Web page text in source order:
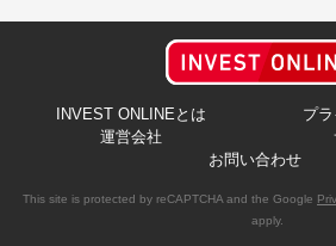
INVEST ONLINEとは
プ
運営会社
お問い合わせ
This site is protected by reCAPTCHA and the Google
apply.